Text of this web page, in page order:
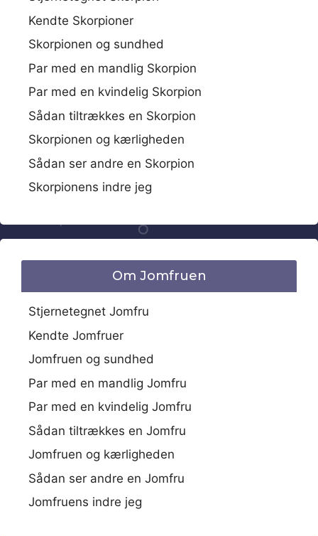
Kendte Skorpioner
Skorpionen og sundhed
Par med en mandlig Skorpion
Par med en kvindelig Skorpion
Sådan tiltrækkes en Skorpion
Skorpionen og kærligheden
Sådan ser andre en Skorpion
Skorpionens indre jeg
Om Jomfruen
Stjernetegnet Jomfru
Kendte Jomfruer
Jomfruen og sundhed
Par med en mandlig Jomfru
Par med en kvindelig Jomfru
Sådan tiltrækkes en Jomfru
Jomfruen og kærligheden
Sådan ser andre en Jomfru
Jomfruens indre jeg